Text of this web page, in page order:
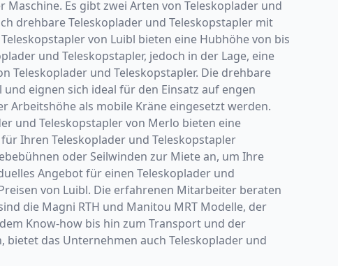
Es gibt zwei Arten von Teleskoplader und
drehbare Teleskoplader und Teleskopstapler mit
von Luibl bieten eine Hubhöhe von bis
und Teleskopstapler, jedoch in der Lage, eine
und Teleskopstapler. Die drehbare
eignen sich ideal für den Einsatz auf engen
Arbeitshöhe als mobile Kräne eingesetzt werden.
und Teleskopstapler von Merlo bieten eine
Ihren Teleskoplader und Teleskopstapler
oder Seilwinden zur Miete an, um Ihre
Angebot für einen Teleskoplader und
von Luibl. Die erfahrenen Mitarbeiter beraten
die Magni RTH und Manitou MRT Modelle, der
Know-how bis hin zum Transport und der
bietet das Unternehmen auch Teleskoplader und